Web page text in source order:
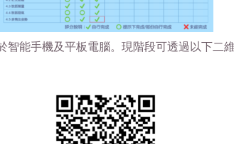
能手機及平板電腦。現階段可透過以下二